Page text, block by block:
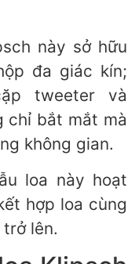
này sở hữu
đa giác kín;
tweeter và
chỉ bắt mắt mà
không gian.
loa này hoạt
hợp loa cùng
lên.